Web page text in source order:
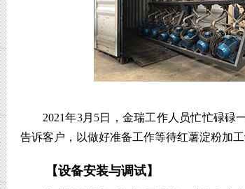
2021年3月5日，金瑞工作人员忙忙碌
告诉客户，以做好准备工作等待红薯淀粉加工
【设备安装与调试】